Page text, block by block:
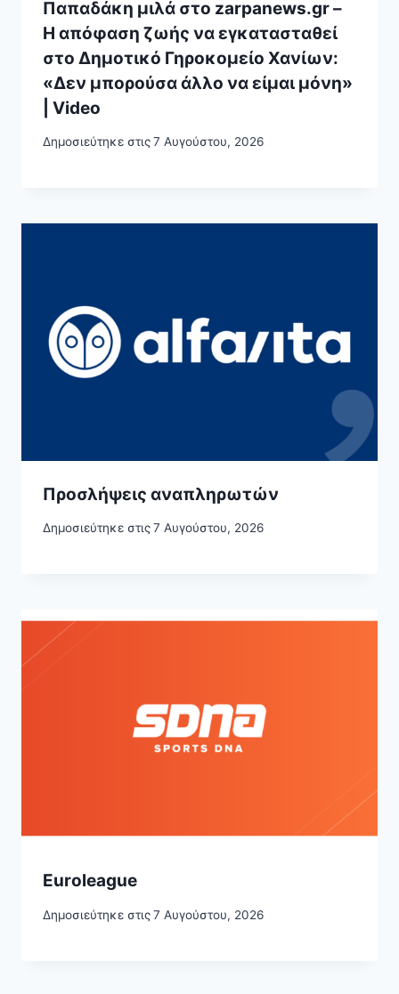
Παπαδάκη μιλά στο zarpanews.gr –
Η απόφαση ζωής να εγκατασταθεί
στο Δημοτικό Γηροκομείο Χανίων:
«Δεν μπορούσα άλλο να είμαι μόνη»
| Video
Δημοσιεύτηκε στις7 Αυγούστου, 2026
Προσλήψεις αναπληρωτών
Δημοσιεύτηκε στις7 Αυγούστου, 2026
Euroleague
Δημοσιεύτηκε στις7 Αυγούστου, 2026